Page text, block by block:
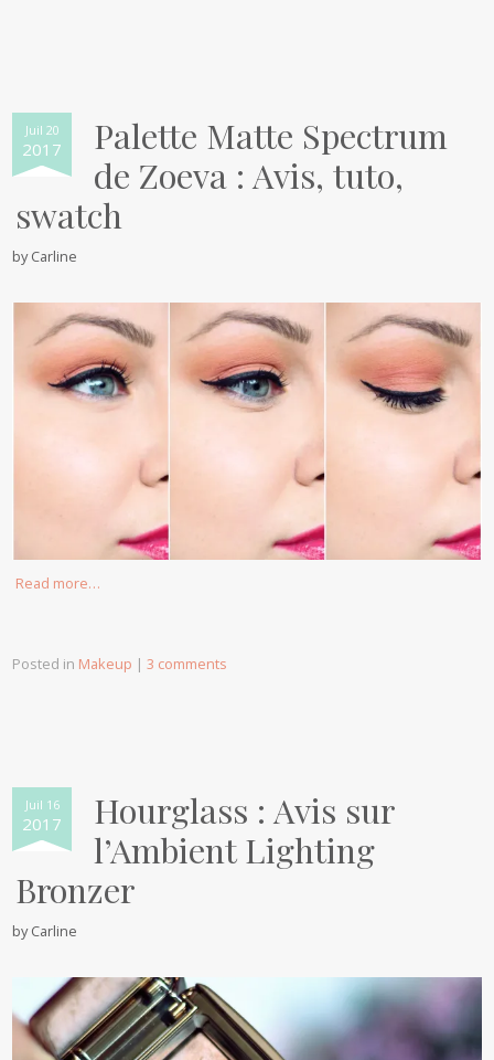
Juil 20
2017
Palette Matte Spectrum
de Zoeva : Avis, tuto,
swatch
byCarline
Read more…
Posted in Makeup |3 comments
Juil 16
2017
Hourglass : Avis sur
l’Ambient Lighting
Bronzer
byCarline